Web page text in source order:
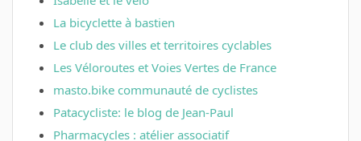
La bicyclette à bastien
Le club des villes et territoires cyclables
Les Véloroutes et Voies Vertes de France
masto.bike communauté de cyclistes
Patacycliste: le blog de Jean-Paul
Pharmacycles : atélier associatif